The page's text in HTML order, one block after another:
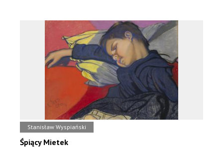
Stanisław Wyspiański
Śpiący Mietek